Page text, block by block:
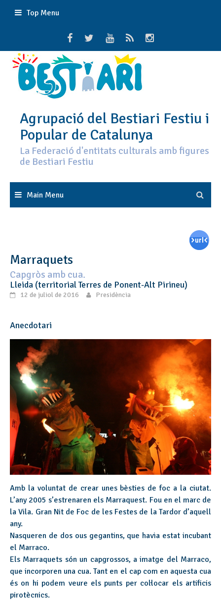
Top Menu
Agrupació del Bestiari Festiu i
Popular de Catalunya
La Federació d'entitats culturals amb figures
de Bestiari Festiu
Main Menu
Marraquets
Capgròs amb cua.
Lleida (territorial Terres de Ponent-Alt Pirineu)
12 de juliol de 2016 Presidència
Anecdotari
Amb la voluntat de crear unes bèsties de foc a la ciutat.
L’any 2005 s’estrenaren els Marraquest. Fou en el marc de
la Vila. Gran Nit de Foc de les Festes de la Tardor d’aquell
any.
Nasqueren de dos ous gegantins, que havia estat incubant
el Marraco.
Els Marraquets són un capgrossos, a imatge del Marraco,
que incorporen una cua. Tant en el cap com en aquesta cua
és on hi podem veure els punts per col·locar els artificis
pirotècnics.